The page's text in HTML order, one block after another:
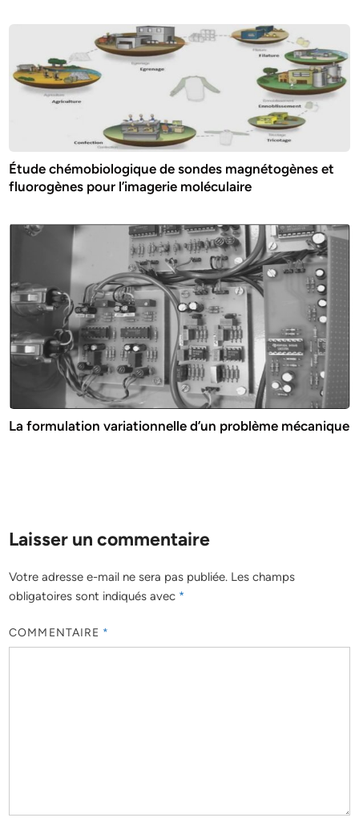
Étude chémobiologique de sondes magnétogènes et
fluorogènes pour l’imagerie moléculaire
La formulation variationnelle d’un problème mécanique
Laisser un commentaire
Votre adresse e-mail ne sera pas publiée. Les champs
obligatoires sont indiqués avec *
COMMENTAIRE *